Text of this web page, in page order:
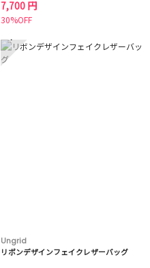
7,700 円
30%OFF
4
Ungrid
リボンデザインフェイクレザーバッグ